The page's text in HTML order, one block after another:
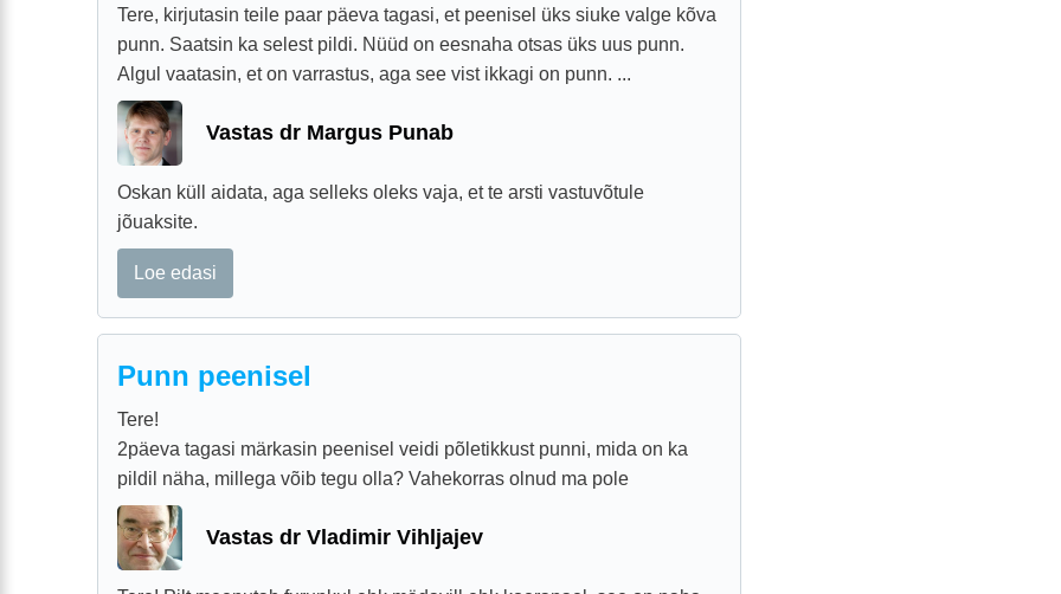
Tere, kirjutasin teile paar päeva tagasi, et peenisel üks siuke valge kõva
punn. Saatsin ka selest pildi. Nüüd on eesnaha otsas üks uus punn.
Algul vaatasin, et on varrastus, aga see vist ikkagi on punn. ...
Vastas dr Margus Punab
Oskan küll aidata, aga selleks oleks vaja, et te arsti vastuvõtule
jõuaksite.
Loe edasi
Punn peenisel
Tere!
2päeva tagasi märkasin peenisel veidi põletikkust punni, mida on ka
pildil näha, millega võib tegu olla? Vahekorras olnud ma pole
Vastas dr Vladimir Vihljajev